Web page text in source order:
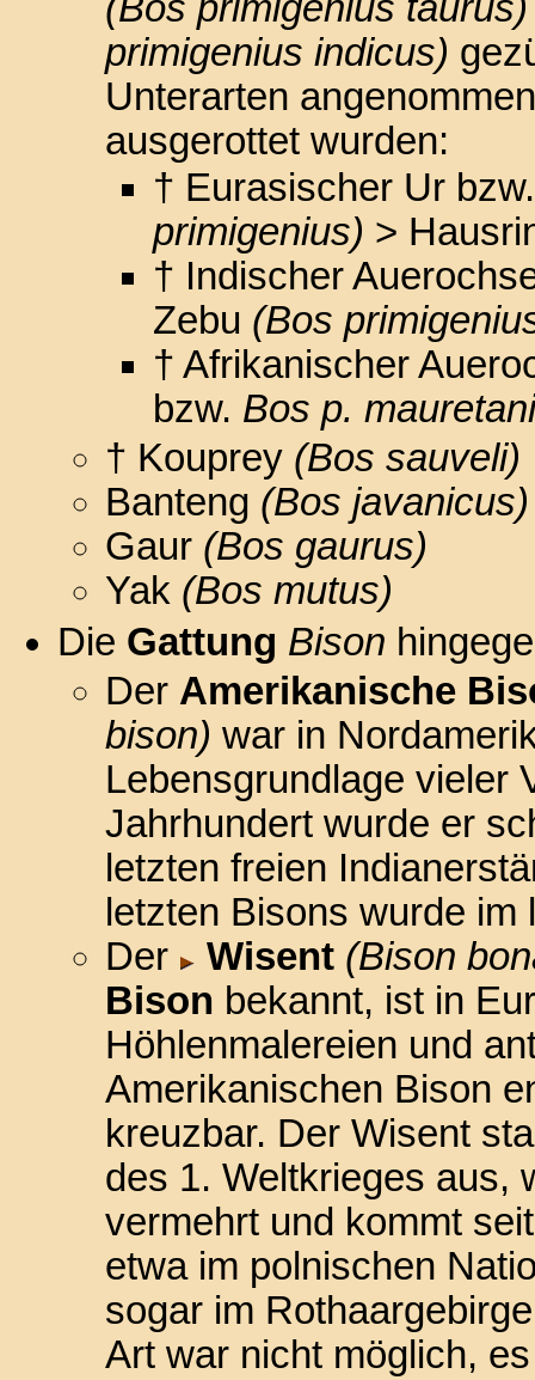
primigenius indicus)
Unterarten
ausgerottet wurden:
† Eurasischer Ur
primigenius) >
† Indischer
Zebu (Bos
† Afrikanischer
bzw. Bos p.
† Kouprey (Bos sauveli)
Banteng (Bos javanicus)
Gaur (Bos gaurus)
Yak (Bos mutus)
Die Gattung Bison
Der Amerikanische
bison) war in
Lebensgrundlage vieler
Jahrhundert wurde er
letzten freien
letzten Bisons wurde
Der
Wisent (Bison
Bison bekannt, ist in
Höhlenmalereien und
Amerikanischen Bison
kreuzbar. Der Wisent
des 1. Weltkrieges aus,
vermehrt und kommt
etwa im polnischen
sogar im
Art war nicht möglich,